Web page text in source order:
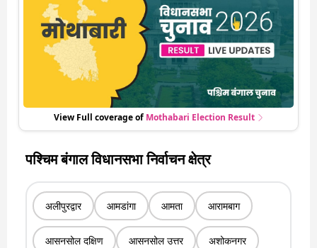
View Full coverage of Mothabari Election Result
पश्चिम बंगाल विधानसभा निर्वाचन क्षेत्र
अलीपुरद्वार आमडांगा आमता आरामबाग
आसनसोल दक्षिण आसनसोल उत्तर अशोकनगर